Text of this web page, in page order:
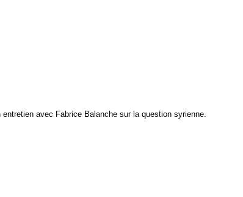
avec Fabrice Balanche sur la question syrienne.